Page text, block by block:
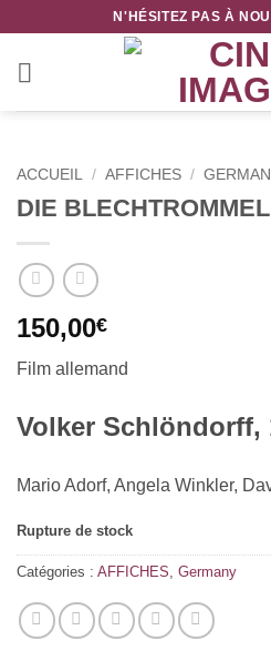
contenu
N'HÉSITEZ PAS À
ACCUEIL / AFFICHES /
DIE BLECHTROMMEL
150,00€
Film allemand
Volker Schlöndorff,
Mario Adorf, Angela Winkler,
Rupture de stock
Catégories : AFFICHES Germany